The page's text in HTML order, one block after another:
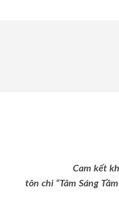
Cam kết
tôn chỉ “Tâm Sáng